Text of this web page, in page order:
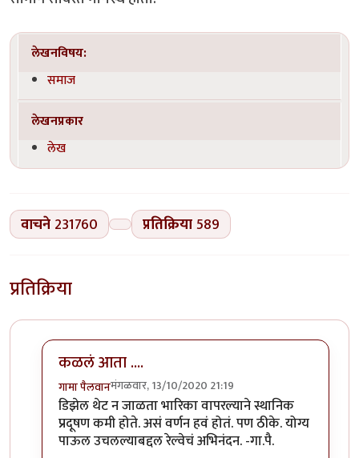
लेखनविषय:
समाज
लेखनप्रकार
लेख
वाचने 231760 प्रतिक्रिया589
प्रतिक्रिया
कळलं आता ....
गामा पैलवानमंगळवार, 13/10/2020 21:19
In reply toबातमीbyहेमंतकुमार
डिझेल थेट न जाळता भारिका वापरल्याने स्थानिक
प्रदूषण कमी होते. असं वर्णन हवं होतं. पण ठीके. योग्य
पाऊल उचलल्याबद्दल रेल्वेचं अभिनंदन. -गा.पै.